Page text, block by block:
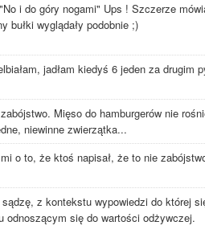
i do góry nogami" Ups ! Szczerze
bułki wyglądały podobnie ;)
jadłam kiedyś 6 jeden za drugim
Mięso do hamburgerów nie
niewinne zwierzątka...
mi o to, że ktoś napisał, że to nie
z kontekstu wypowiedzi do której
odnoszącym się do wartości odżywczej.